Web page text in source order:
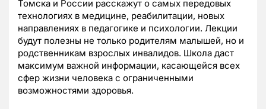
Томска и России расскажут о самых передовых
технологиях в медицине, реабилитации, новых
направлениях в педагогике и психологии. Лекции
будут полезны не только родителям малышей, но и
родственникам взрослых инвалидов. Школа даст
максимум важной информации, касающейся всех
сфер жизни человека с ограниченными
возможностями здоровья.